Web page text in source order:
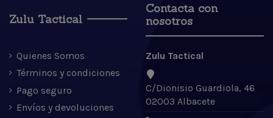
Zulu Tactical
Quienes Somos
Términos y condiciones
Pago seguro
Envíos y devoluciones
Contacta con
nosotros
Zulu Tactical
C/Dionisio Guardiola, 46
02003 Albacete